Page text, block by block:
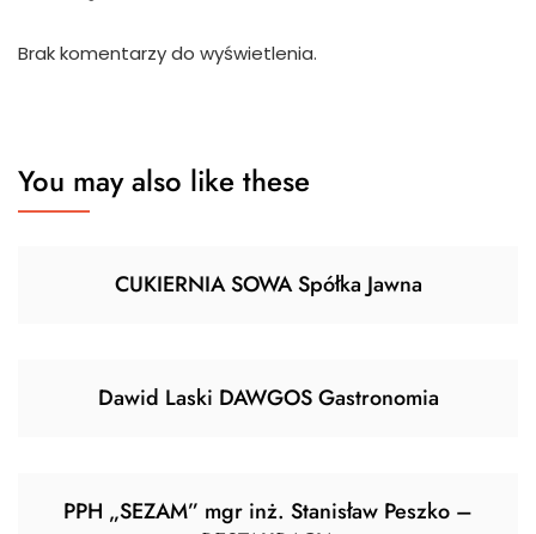
Brak komentarzy do wyświetlenia.
You may also like these
CUKIERNIA SOWA Spółka Jawna
Dawid Laski DAWGOS Gastronomia
PPH „SEZAM” mgr inż. Stanisław Peszko –